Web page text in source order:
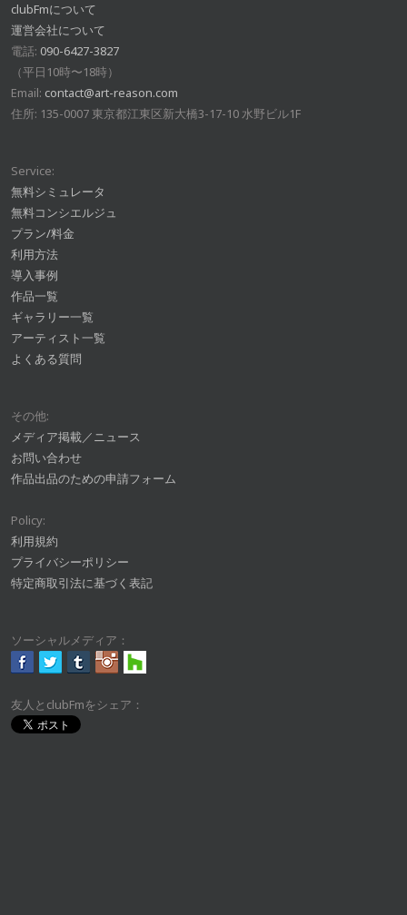
clubFmについて
運営会社について
電話: 090-6427-3827
（平日10時〜18時）
Email: contact@art-reason.com
住所: 135-0007 東京都江東区新大橋3-17-10 水野ビル1F
Service:
無料シミュレータ
無料コンシエルジュ
プラン/料金
利用方法
導入事例
作品一覧
ギャラリー一覧
アーティスト一覧
よくある質問
その他:
メディア掲載／ニュース
お問い合わせ
作品出品のための申請フォーム
Policy:
利用規約
プライバシーポリシー
特定商取引法に基づく表記
ソーシャルメディア：
友人とclubFmをシェア：